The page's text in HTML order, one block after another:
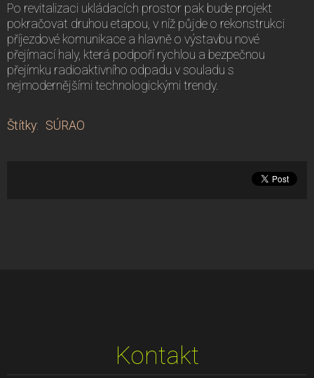
Po revitalizaci ukládacích prostor pak bude projekt
pokračovat druhou etapou, v níž půjde o rekonstrukci
příjezdové komunikace a hlavně o výstavbu nové
přejímací haly, která podpoří rychlou a bezpečnou
přejímku radioaktivního odpadu v souladu s
nejmodernějšími technologickými trendy.
Štítky: SÚRAO
Kontakt